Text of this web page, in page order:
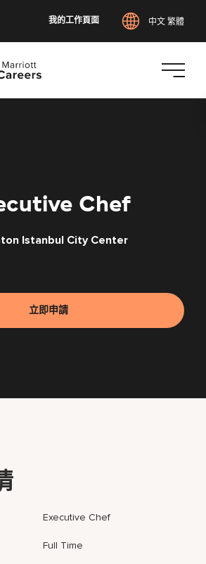
我的工作頁面 中文 繁體
Chef
Istanbul City Center
立即申請
Executive Chef
Full Time